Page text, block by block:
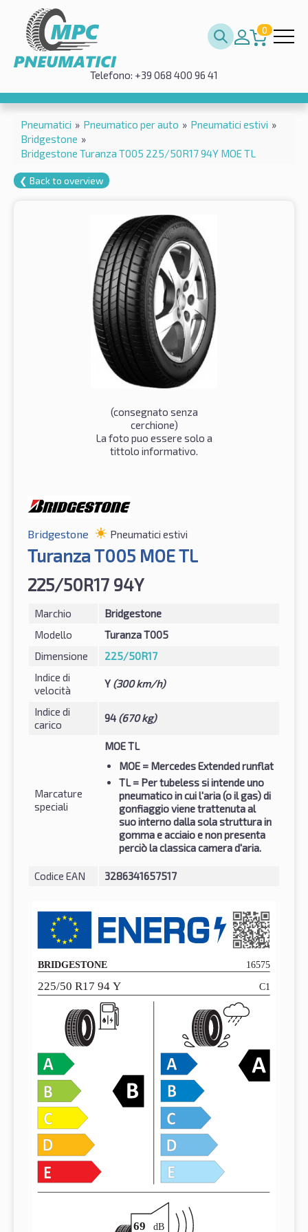
0
Telefono: +39 068 400 96 41
Pneumatici » Pneumatico per auto » Pneumatici estivi »
Bridgestone »
Bridgestone Turanza T005 225/50R17 94Y MOE TL
❮ Back to overview
(consegnato senza
cerchione)
La foto puo essere solo a
tittolo informativo.
Bridgestone Pneumatici estivi
Turanza T005 MOE TL
225/50R17 94Y
Marchio
Bridgestone
Modello
Turanza T005
Dimensione
225/50R17
Indice di
velocità
Y (300 km/h)
Indice di
carico
94 (670 kg)
Marcature
speciali
MOE TL
MOE = Mercedes Extended runflat
TL= Per tubeless si intende uno
pneumatico in cui l'aria (o il gas) di
gonfiaggio viene trattenuta al
suo interno dalla sola struttura in
gomma e acciaio e non presenta
perciò la classica camera d'aria.
Codice EAN 3286341657517